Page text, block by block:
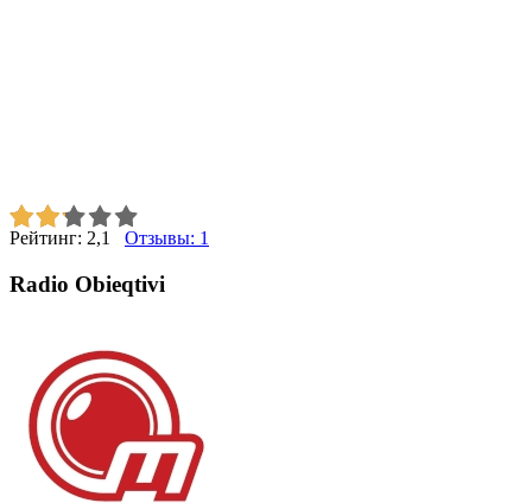
Рейтинг: 2,1 Отзывы: 1
Radio Obieqtivi